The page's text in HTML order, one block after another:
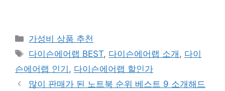
카
테
고
리
가성비 상품 추천
태
그
다이슨에어랩 BEST, 다이슨에어랩 소개 , 다이
슨에어랩 인기 , 다이슨에어랩 할인가
많이 판매가 된 노트북 순위 베스트 9 소개해드